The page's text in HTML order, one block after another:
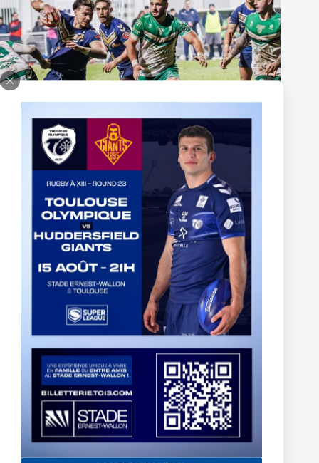
Super XIII – Les Olympiens triomphent face à Villeneuve !
19 janvier 2026